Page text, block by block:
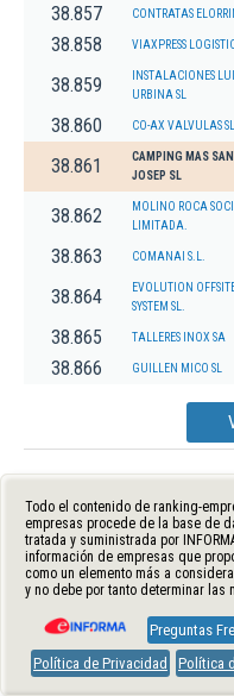
38.857 CONTRATAS
38.858 VIAXPRESS
38.859
INSTALACIONES
URBINA SL
38.860 CO-AX VALVULAS SL.
38.861
CAMPING MAS
JOSEP SL
38.862
MOLINO ROCA
LIMITADA.
38.863 COMANAI S.L.
38.864
EVOLUTION
SYSTEM SL.
38.865 TALLERES INOX SA
38.866 GUILLEN MICO SL
Todo el contenido de ranking-
empresas procede de la base de
tratada y suministrada por
información de empresas que
como un elemento más a
y no debe por tanto determinar las
Preguntas
Política de Privacidad
Política